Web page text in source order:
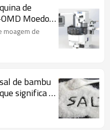
de
Moedor
moagem de
de bambu
significa a